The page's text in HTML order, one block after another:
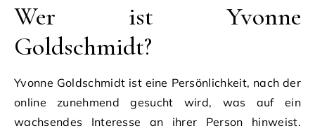
Wer ist Yvonne
Goldschmidt?
Yvonne Goldschmidt ist eine Persönlichkeit, nach der
online zunehmend gesucht wird, was auf ein
wachsendes Interesse an ihrer Person hinweist.